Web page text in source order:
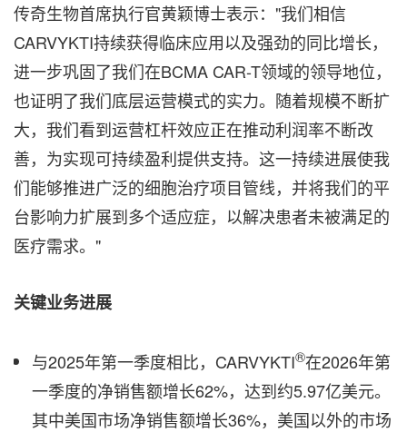
传奇生物首席执行官黄颖博士表示："我们相信
CARVYKTI持续获得临床应用以及强劲的同比增长，
进一步巩固了我们在BCMA CAR-T领域的领导地位，
也证明了我们底层运营模式的实力。随着规模不断扩
大，我们看到运营杠杆效应正在推动利润率不断改
善，为实现可持续盈利提供支持。这一持续进展使我
们能够推进广泛的细胞治疗项目管线，并将我们的平
台影响力扩展到多个适应症，以解决患者未被满足的
医疗需求。"
关键业务进展
与2025年第一季度相比，CARVYKTI®在2026年第
一季度的净销售额增长62%，达到约5.97亿美元。
其中美国市场净销售额增长36%，美国以外的市场